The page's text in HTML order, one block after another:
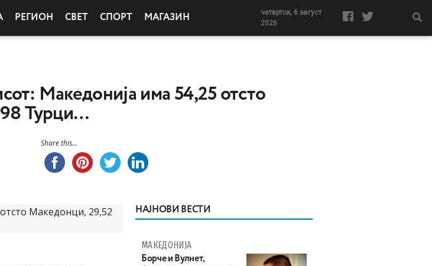
РЕГИОН СВЕТ СПОРТ МАГАЗИН
четврток, 6 август
2026
Македонија има 54,25 отсто
Турци…
Share this...
НАЈНОВИ ВЕСТИ
МАКЕДОНИЈА
Борче и Вулнет,